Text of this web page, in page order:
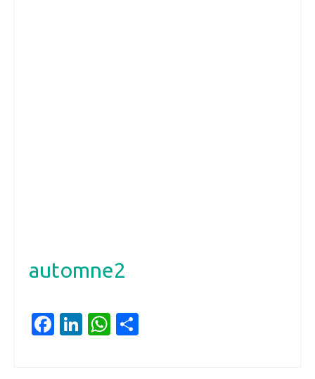
automne2
Facebook
LinkedIn
WhatsApp